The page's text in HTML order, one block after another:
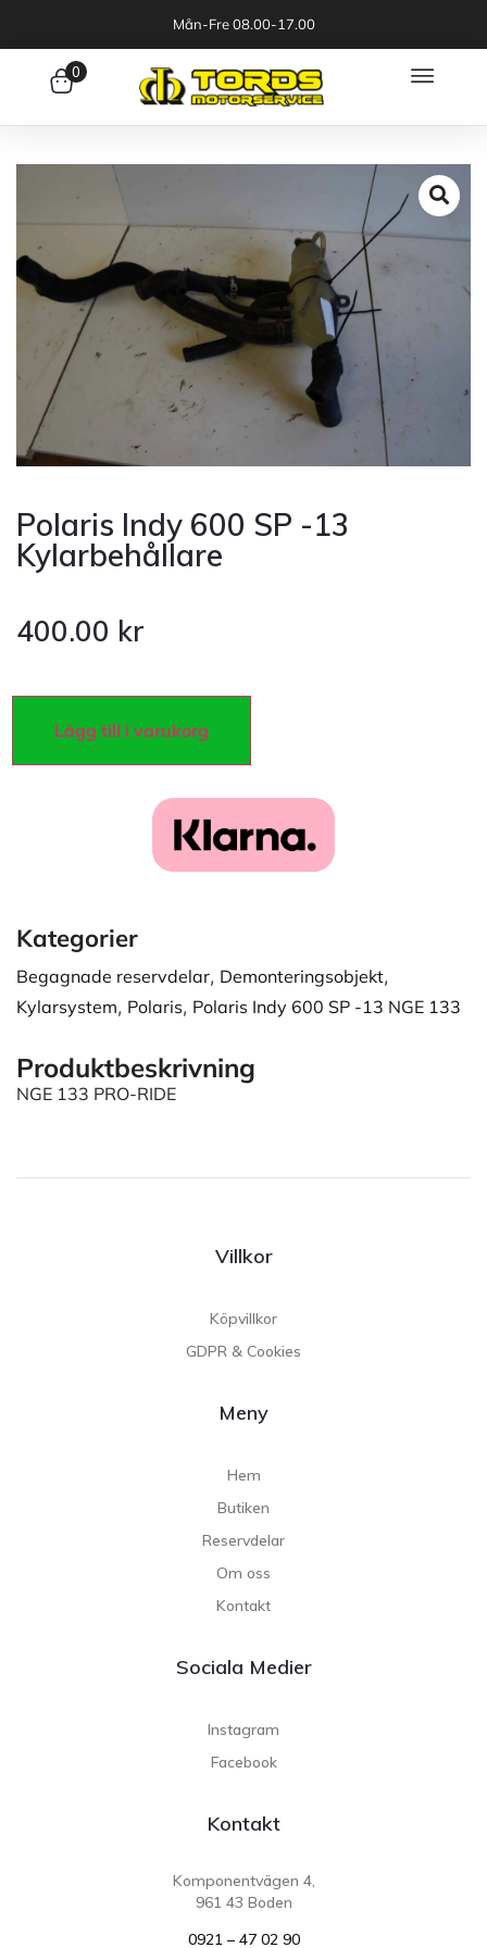
Mån-Fre 08.00-17.00
0
Polaris Indy 600 SP -13
Kylarbehållare
400.00 kr
Lägg till i varukorg
Kategorier
Begagnade reservdelar, Demonteringsobjekt,
Kylarsystem, Polaris, Polaris Indy 600 SP -13 NGE 133
Produktbeskrivning
NGE 133 PRO-RIDE
Villkor
Köpvillkor
GDPR & Cookies
Meny
Hem
Butiken
Reservdelar
Om oss
Kontakt
Sociala Medier
Instagram
Facebook
Kontakt
Komponentvägen 4,
961 43 Boden
0921 – 47 02 90